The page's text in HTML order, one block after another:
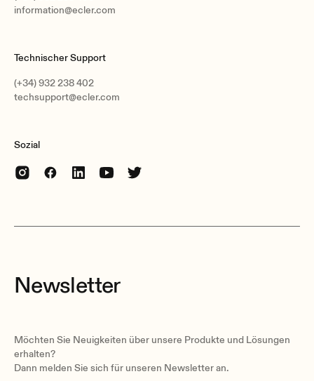
information@ecler.com
Technischer Support
(+34) 932 238 402
techsupport@ecler.com
Sozial
Newsletter
Möchten Sie Neuigkeiten über unsere Produkte und Lösungen
erhalten?
Dann melden Sie sich für unseren Newsletter an.